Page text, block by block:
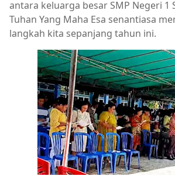
antara keluarga besar SMP Negeri 1
Tuhan Yang Maha Esa senantiasa
langkah kita sepanjang tahun ini.